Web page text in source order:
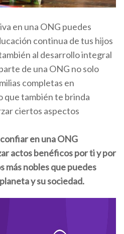
en una ONG puedes
continua de tus hijos
al desarrollo integral
de una ONG no solo
completas en
que también te brinda
ciertos aspectos
confiar en una ONG
actos benéficos por ti y por
más nobles que puedes
y su sociedad.